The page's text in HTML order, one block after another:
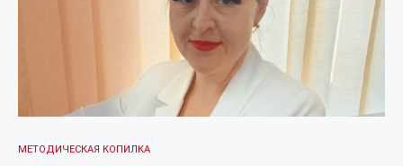
МЕТОДИЧЕСКАЯ КОПИЛКА